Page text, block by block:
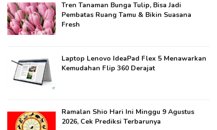
Tren Tanaman Bunga Tulip, Bisa Jadi
Pembatas Ruang Tamu & Bikin Suasana
Fresh
Laptop Lenovo IdeaPad Flex 5 Menawarkan
Kemudahan Flip 360 Derajat
Ramalan Shio Hari Ini Minggu 9 Agustus
2026, Cek Prediksi Terbarunya